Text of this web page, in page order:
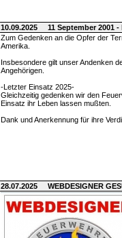
10.09.2025
11 September 2001
Zum Gedenken an die Opfer der
Amerika.
Insbesondere gilt unser Andenken
Angehörigen.
-Letzter Einsatz 2025-
Gleichzeitig gedenken wir den
Einsatz ihr Leben lassen mußten.
Dank und Anerkennung für ihre
28.07.2025 WEBDESIGNER